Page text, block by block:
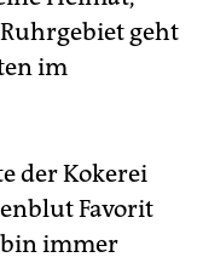
geht
im
der Kokerei
Favorit
bin immer